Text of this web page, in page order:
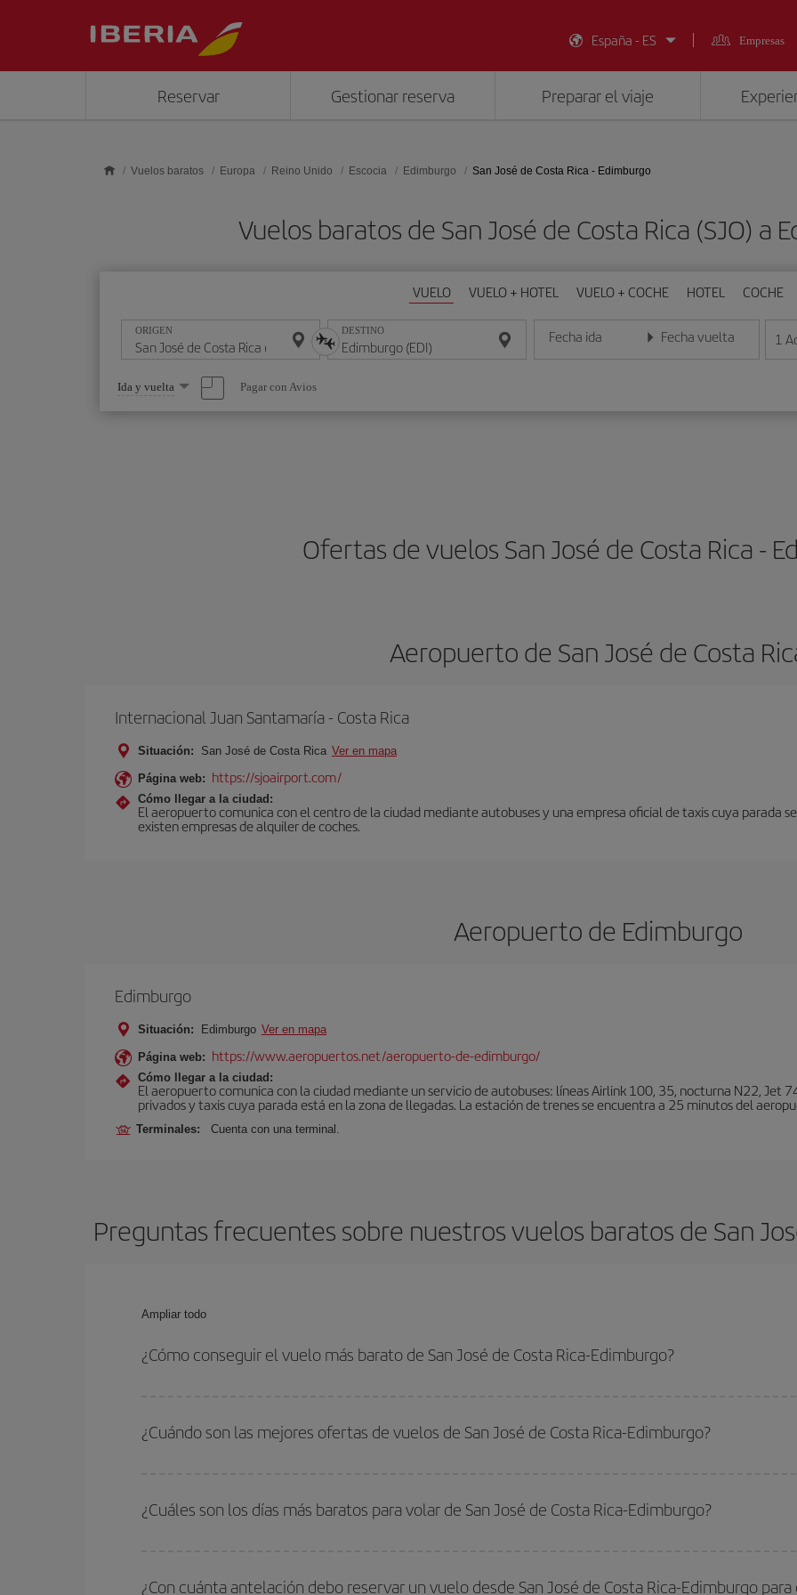
España - ES
Empresas
Reservar Gestionar reserva Preparar el viaje
Vuelos baratos Europa Reino Unido Escocia Edimburgo San José de Costa Rica - Edimburgo
Vuelos baratos de San José de Costa Rica (SJO) a
VUELO VUELO + HOTEL VUELO + COCHE HOTEL COCHE
ORIGEN DESTINO Fecha ida
Introduce la fecha en formato día/mes/año
Fecha vuelta
Introduce la fecha en 1
Seleccione
una
opción
Ida y vuelta Pagar con Avios
Ofertas de vuelos San José de Costa Rica -
Aeropuerto de San José de Costa
Internacional Juan Santamaría - Costa Rica
Situación: San José de Costa Rica Ver en mapa
Página web: https://sjoairport.com/
Cómo llegar a la ciudad:
El aeropuerto comunica con el centro de la ciudad mediante autobuses y una empresa oficial de taxis cuya parada
existen empresas de alquiler de coches.
Aeropuerto de Edimburgo
Edimburgo
Situación: Edimburgo Ver en mapa
Página web: https://www.aeropuertos.net/aeropuerto-de-edimburgo/
Cómo llegar a la ciudad:
El aeropuerto comunica con la ciudad mediante un servicio de autobuses: líneas Airlink 100, 35, nocturna N22, Jet
privados y taxis cuya parada está en la zona de llegadas. La estación de trenes se encuentra a 25 minutos del
Terminales: Cuenta con una terminal.
Preguntas frecuentes sobre nuestros vuelos baratos de San
Ampliar todo
¿Cómo conseguir el vuelo más barato de San José de Costa Rica-Edimburgo?
ser flexible con las fechas y horarios de ida y vuelta.
¿Cuándo son las mejores ofertas de vuelos de San José de Costa Rica-Edimburgo?
periodos de vacaciones escolares son temporada alta. Además, sobre todo si estás pensando en una escapada de fin de
precios encontrarás.
¿Cuáles son los días más baratos para volar de San José de Costa Rica-Edimburgo?
quieres ir y en qué fechas habías pensado viajar. Te mostraremos los vuelos más baratos, no solopara tu consulta, sino
¿Con cuánta antelación debo reservar un vuelo desde San José de Costa Rica-Edimburgo